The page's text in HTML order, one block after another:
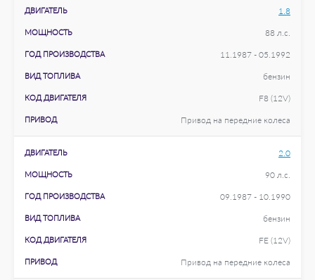
ДВИГАТЕЛЬ 1.8
МОЩНОСТЬ 88 л.с.
ГОД ПРОИЗВОДСТВА 11.1987 - 05.1992
ВИД ТОПЛИВА бензин
КОД ДВИГАТЕЛЯ F8 (12V)
ПРИВОД Привод на передние колеса
ДВИГАТЕЛЬ 2.0
МОЩНОСТЬ 90 л.с.
ГОД ПРОИЗВОДСТВА 09.1987 - 10.1990
ВИД ТОПЛИВА бензин
КОД ДВИГАТЕЛЯ FE (12V)
ПРИВОД Привод на передние колеса